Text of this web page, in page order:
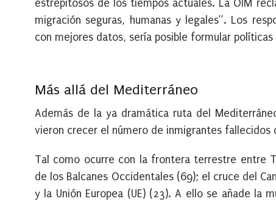
estrepitosos de los tiempos actuales. La OIM
migración seguras, humanas y legales”. Los
con mejores datos, sería posible formular
Más allá del Mediterráneo
Además de la ya dramática ruta del
vieron crecer el número de inmigrantes
Tal como ocurre con la frontera terrestre entre
de los Balcanes Occidentales (69); el cruce del
y la Unión Europea (UE) (23). A ello se añade la